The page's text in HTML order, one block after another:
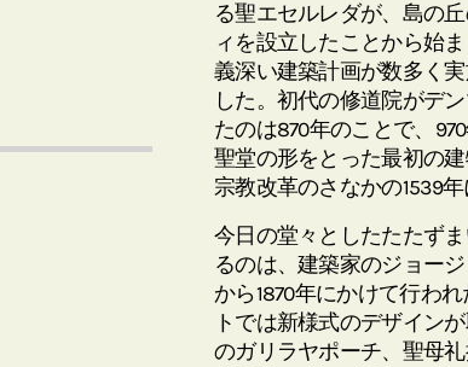
る聖エセルレダが、島の
ィを設立したことから始
義深い建築計画が数多く
した。初代の修道院がデ
たのは870年のことで、
聖堂の形をとった最初の
宗教改革のさなかの1539
今日の堂々としたたたず
るのは、建築家のジョー
から1870年にかけて行わ
トでは新様式のデザイン
のガリラヤポーチ、聖母